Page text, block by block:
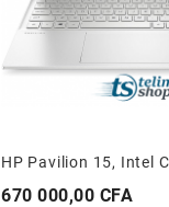
Prix
670 000,00 CFA